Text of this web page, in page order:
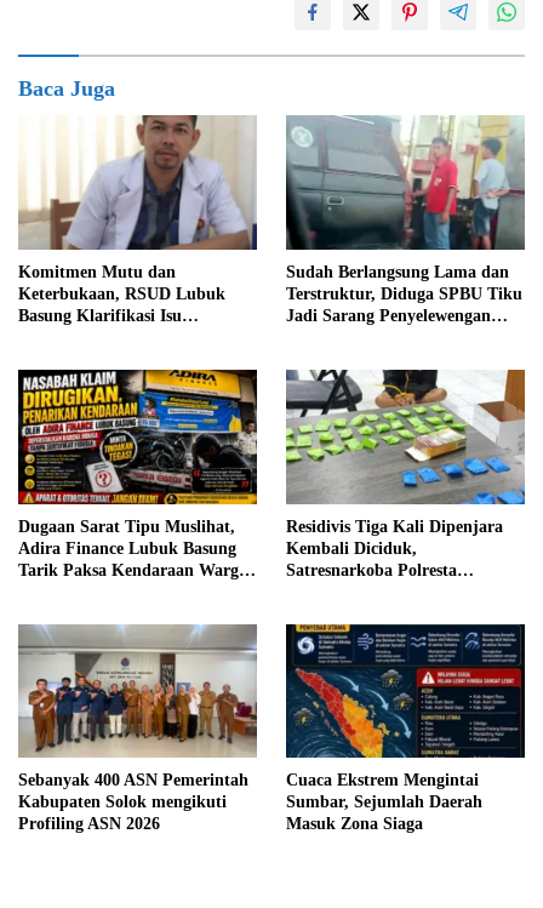
Baca Juga
Komitmen Mutu dan
Keterbukaan, RSUD Lubuk
Basung Klarifikasi Isu
Sudah Berlangsung Lama dan
Terstruktur, Diduga SPBU Tiku
Jadi Sarang Penyelewengan
Dugaan Sarat Tipu Muslihat,
Adira Finance Lubuk Basung
Tarik Paksa Kendaraan Warga
Residivis Tiga Kali Dipenjara
Kembali Diciduk,
Satresnarkoba Polresta
Sebanyak 400 ASN Pemerintah
Kabupaten Solok mengikuti
Profiling ASN 2026
Cuaca Ekstrem Mengintai
Sumbar, Sejumlah Daerah
Masuk Zona Siaga